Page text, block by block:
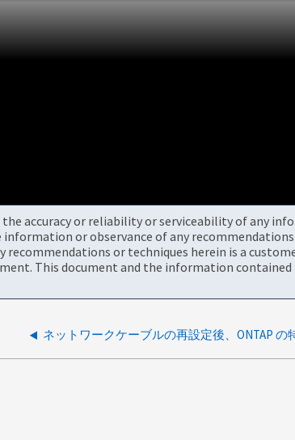
accuracy or reliability or serviceability of any
or observance of any
or techniques herein is a
This document and the information contained